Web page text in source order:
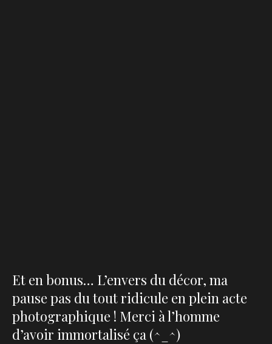
Et en bonus… L’envers du décor, ma
pause pas du tout ridicule en plein acte
photographique ! Merci à l’homme
d’avoir immortalisé ça (^_^)